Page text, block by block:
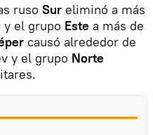
ruso Sur eliminó a más
y el grupo Este a más de
causó alrededor de
y el grupo Norte